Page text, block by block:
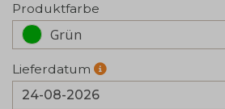
Produktfarbe
Grün
Lieferdatum